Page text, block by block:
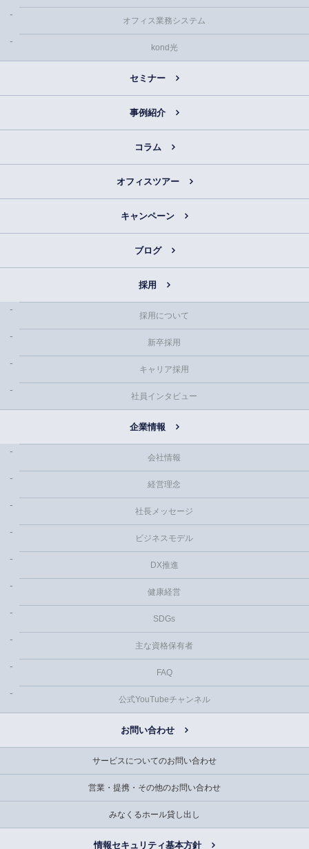
オフィス業務システム
kond光
セミナー
事例紹介
コラム
オフィスツアー
キャンペーン
ブログ
採用
採用について
新卒採用
キャリア採用
社員インタビュー
企業情報
会社情報
経営理念
社長メッセージ
ビジネスモデル
DX推進
健康経営
SDGs
主な資格保有者
FAQ
公式YouTubeチャンネル
お問い合わせ
サービスについてのお問い合わせ
営業・提携・その他のお問い合わせ
みなくるホール貸し出し
情報セキュリティ基本方針